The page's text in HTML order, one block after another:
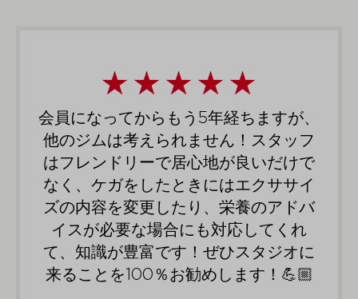
会員になってからもう5年経ちますが、
他のジムは考えられません！スタッフ
はフレンドリーで居心地が良いだけで
なく、ケガをしたときにはエクササイ
ズの内容を変更したり、栄養のアドバ
イスが必要な場合にも対応してくれ
て、知識が豊富です！ぜひスタジオに
来ることを100％お勧めします！💪🏼